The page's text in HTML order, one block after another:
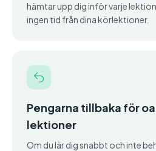
hämtar upp dig inför varje
ingen tid från dina körlektioner.
Pengarna tillbaka för
lektioner
Om du lär dig snabbt och inte